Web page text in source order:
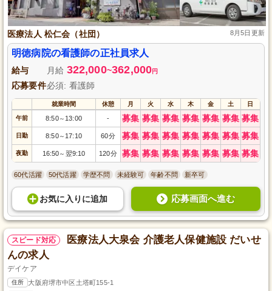
医療法人 松仁会（社団） 8月5日更新
明徳病院の看護師の正社員求人
給与 月給 322,000~362,000円
応募要件必須: 看護師
就業時間 休憩 月 火 水 木 金 土 日
午前 8:50～ 13:00 - 募集 募集 募集 募集 募集 募集 募集
日勤 8:50～ 17:10 60分 募集 募集 募集 募集 募集 募集 募集
夜勤 16:50～ 翌9:10 120分 募集 募集 募集 募集 募集 募集 募集
60代活躍 50代活躍 学歴不問 未経験可 年齢不問 新卒可
お気に入り に追加 応募画面へ進む
スピード対応
医療法人大泉会 介護老人保健施設 だいせ
んの求人
デイケア
住所 大阪府堺市中区土塔町155-1